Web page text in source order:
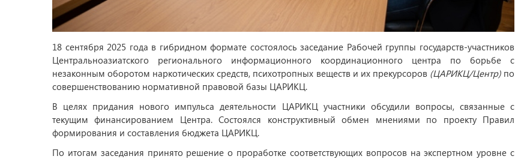
18 сентября 2025 года в гибридном формате состоялось заседание Рабочей группы государств-участников
Центральноазиатского регионального информационного координационного центра по борьбе с
незаконным оборотом наркотических средств, психотропных веществ и их прекурсоров (ЦАРИКЦ/Центр)по
совершенствованию нормативной правовой базы ЦАРИКЦ.
В целях придания нового импульса деятельности ЦАРИКЦ участники обсудили вопросы, связанные с
текущим финансированием Центра. Состоялся конструктивный обмен мнениями по проекту Правил
формирования и составления бюджета ЦАРИКЦ.
По итогам заседания принято решение о проработке соответствующих вопросов на экспертном уровне с